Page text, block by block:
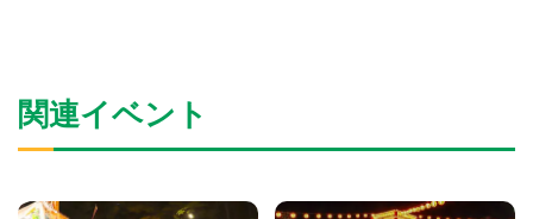
関連イベント